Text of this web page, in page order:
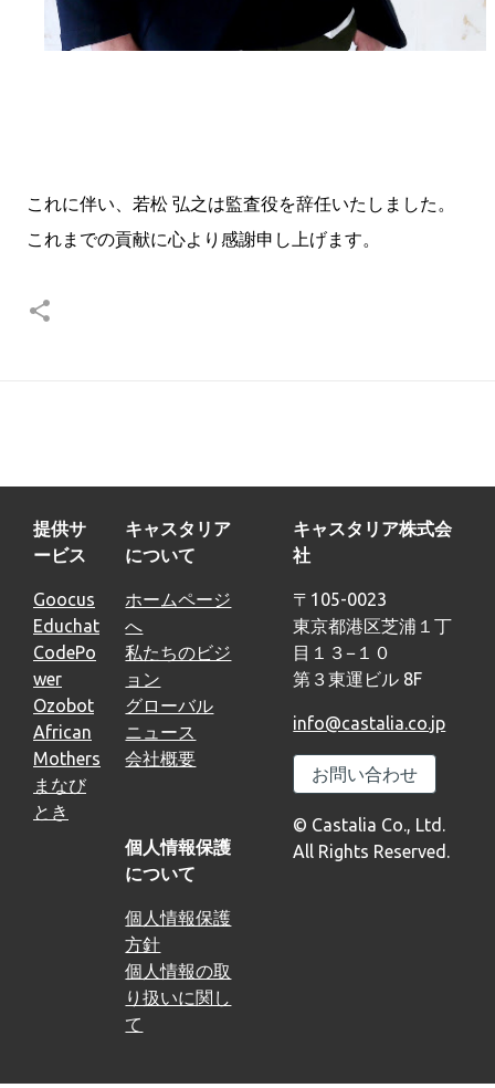
これに伴い、若松 弘之は監査役を辞任いたしました。
これまでの貢献に心より感謝申し上げます。
提供サ
ービス
Goocus
Educhat
CodePo
wer
Ozobot
African
Mothers
まなび
とき
キャスタリア
について
ホームページ
へ
私たちのビジ
ョン
グローバル
ニュース
会社概要
個人情報保護
について
個人情報保護
方針
個人情報の取
り扱いに関し
て
キャスタリア株式会
社
〒105-0023
東京都港区芝浦１丁
目１３−１０
第３東運ビル 8F
info@castalia.co.jp
お問い合わせ
© Castalia Co., Ltd.
All Rights Reserved.